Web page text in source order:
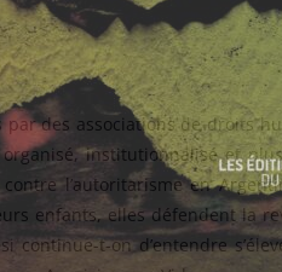
des associations de droits
institutionnalisé et
l’autoritarisme en
enfants, elles défendent la
t-on d’entendre